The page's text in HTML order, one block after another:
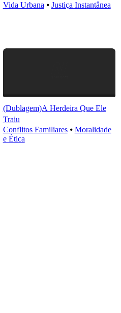
Vida Urbana ⦁ Justiça Instantânea
(Dublagem)A Herdeira Que Ele
Traiu
Conflitos Familiares⦁ Moralidade
e Ética